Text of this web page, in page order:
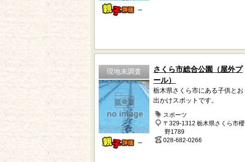
－
現地未調査
－
さくら市総合公園（屋外プ
ール）
栃木県さくら市にある子供とお
出かけスポットです。
スポーツ
〒329-1312 栃木県さくら市櫻
野1789
028-682-0266